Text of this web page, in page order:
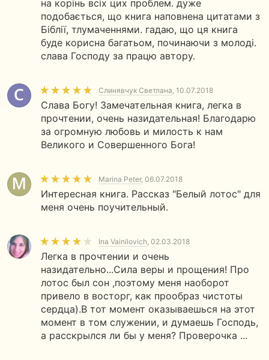
на корінь всіх цих проблем. дуже
подобається, що книга наповнена цитатами з
Біблії, тлумаченнями. гадаю, що ця книга
буде корисна багатьом, починаючи з молоді.
слава Господу за працю автору.
Слинявчук Светлана, 10.07.2018
Слава Богу! Замечательная книга, легка в
прочтении, очень назидательная! Благодарю
за огромную любовь и милость к нам
Великого и Совершенного Бога!
Marina Peter, 06.07.2018
Интересная книга. Рассказ "Белый лотос" для
меня очень поучительный.
Ina Vainilovich, 02.03.2018
Легка в прочтении и очень
назидательно...Сила веры и прощения! Про
лотос был сон ,поэтому меня наоборот
привело в восторг, как прообраз чистоты
сердца).В тот момент оказываешься на этот
момент в том служении, и думаешь Господь,
а расскрылся ли бы у меня? Проверочка ...